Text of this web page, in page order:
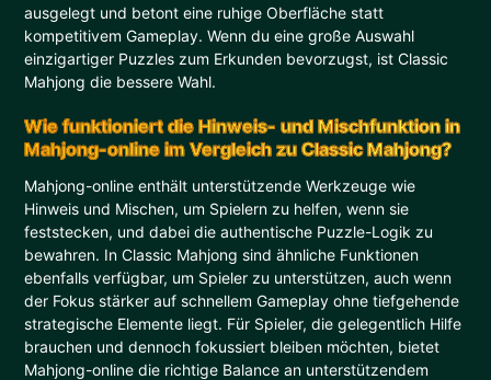
ausgelegt und betont eine ruhige Oberfläche statt
kompetitivem Gameplay. Wenn du eine große Auswahl
einzigartiger Puzzles zum Erkunden bevorzugst, ist Classic
Mahjong die bessere Wahl.
Wie funktioniert die Hinweis- und Mischfunktion in
Mahjong-online im Vergleich zu Classic Mahjong?
Mahjong-online enthält unterstützende Werkzeuge wie
Hinweis und Mischen, um Spielern zu helfen, wenn sie
feststecken, und dabei die authentische Puzzle-Logik zu
bewahren. In Classic Mahjong sind ähnliche Funktionen
ebenfalls verfügbar, um Spieler zu unterstützen, auch wenn
der Fokus stärker auf schnellem Gameplay ohne tiefgehende
strategische Elemente liegt. Für Spieler, die gelegentlich Hilfe
brauchen und dennoch fokussiert bleiben möchten, bietet
Mahjong-online die richtige Balance an unterstützendem